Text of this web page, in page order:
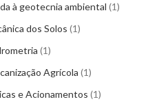
à geotecnia ambiental 1
dos Solos 1
1
Agrícola 1
e Acionamentos 1